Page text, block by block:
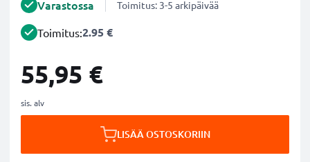
Varastossa Toimitus: 3-5 arkipäivää
Toimitus:2.95 €
55,95 €
sis. alv
LISÄÄ OSTOSKORIIN